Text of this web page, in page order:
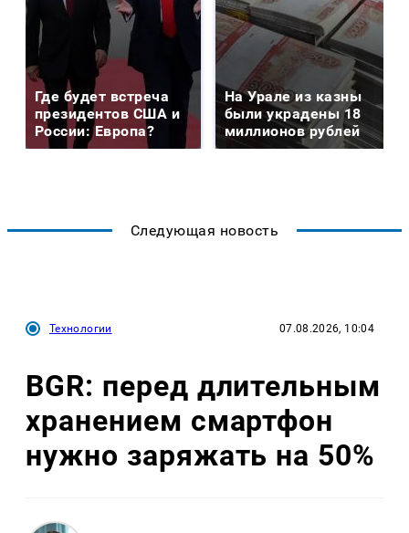
Где будет встреча
президентов США и
России: Европа?
На Урале из казны
были украдены 18
миллионов рублей
Следующая новость
Технологии 07.08.2026, 10:04
BGR: перед длительным
хранением смартфон
нужно заряжать на 50%